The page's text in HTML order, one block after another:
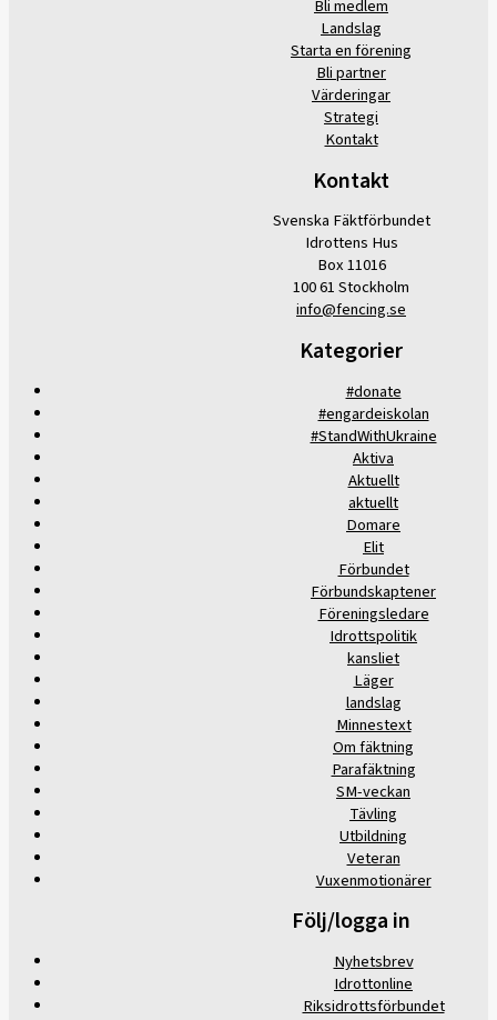
Bli medlem
Landslag
Starta en förening
Bli partner
Värderingar
Strategi
Kontakt
Kontakt
Svenska Fäktförbundet
Idrottens Hus
Box 11016
100 61 Stockholm
info@fencing.se
Kategorier
#donate
#engardeiskolan
#StandWithUkraine
Aktiva
Aktuellt
aktuellt
Domare
Elit
Förbundet
Förbundskaptener
Föreningsledare
Idrottspolitik
kansliet
Läger
landslag
Minnestext
Om fäktning
Parafäktning
SM-veckan
Tävling
Utbildning
Veteran
Vuxenmotionärer
Följ/logga in
Nyhetsbrev
Idrottonline
Riksidrottsförbundet